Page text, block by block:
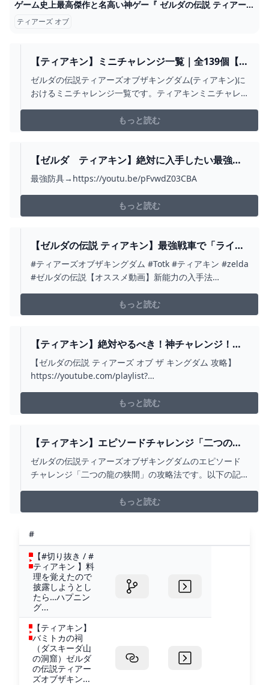
ゲーム史上最高傑作と名高い神ゲー『 ゼルダの伝説 ティアーズ オブ ザ キングダム 』#15 - YouTube
ティアーズ オブ
【ティアキン】ミニチャレンジ一覧｜全139個【ゼ
ルダの伝説ティアーズオブザキングダム】 - ゲー
ムウィズ
ゼルダの伝説ティアーズオブザキングダム(ティアキン)に
おけるミニチャレンジ一覧です。ティアキンミニチャレ
もっと読む
【ゼルダ ティアキン】絶対に入手したい最強武
器4選！【ゼルダの伝説ティアーズオブザキングダ
最強防具→https://youtu.be/pFvwdZ03CBA
もっと読む
【ゼルダの伝説 ティアキン】最強戦車で「ライネ
ル」を一瞬で討伐してみたらエグすぎた件
WWW【ゼルダの伝説ティアーズオブザキングダ
#ティアーズオブザキングダム #Totk #ティアキン #zelda
#ゼルダの伝説【オススメ動画】新能力の入手法
https://youtu.be/vv3gH0X_k_kアイテム無限増殖バグの
簡単な方法https://youtu.be/...
もっと読む
【ティアキン】絶対やるべき！神チャレンジ！最
強の魔物達が…【ゼルダの伝説】 - YOUTUBE
【ゼルダの伝説 ティアーズ オブ ザ キングダム 攻略】
https://youtube.com/playlist?
め金策決定版！序盤から出来る最強金策3選！】
https://youtu.be/ivfvH3bB2uY【超簡単！弓矢...
もっと読む
【ティアキン】エピソードチャレンジ「二つの龍
の狭間」 攻略【ゼルダの伝説】 - YOUTUBE
ゼルダの伝説ティアーズオブザキングダムのエピソード
チャレンジ「二つの龍の狭間」の攻略法です。以下の記
https://gamepedia.jp/zelda-totk/challenges/9160
もっと読む
#
【#切り抜き / #
ティアキン 】料
理を覚えたので
披露しようとし
たら…ハプニン
グ...
【ティアキン】
バミトカの祠
（ダスキーダ山
の洞窟）ゼルダ
の伝説ティアー
ズオブザキン...